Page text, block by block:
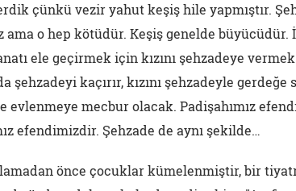
çünkü vezir yahut keşiş hile yapmıştır.
ama o hep kötüdür. Keşiş genelde büyücüdür.
ele geçirmek için kızını şehzadeye
şehzadeyi kaçırır, kızını şehzadeyle
evlenmeye mecbur olacak. Padişahımız
efendimizdir. Şehzade de aynı şekilde…
önce çocuklar kümelenmiştir, bir